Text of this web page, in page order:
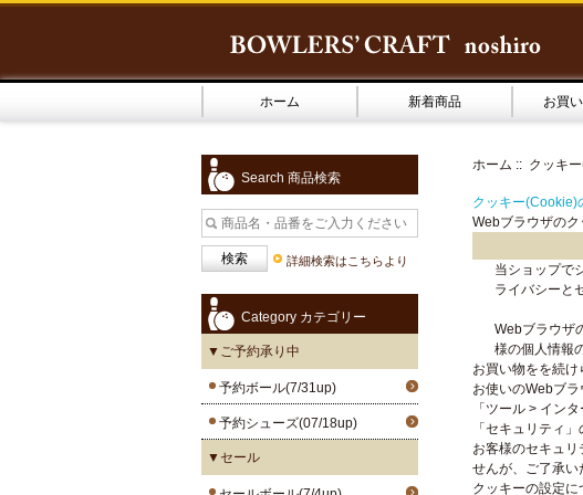
ホーム 新着商品 お買
Search 商品検索
詳細検索はこちらより
Category カテゴリー
▼ご予約承り中
予約ボール(7/31up)
予約シューズ(07/18up)
▼セール
ホーム :: クッキ
クッキー(Cookie)
Webブラウザのク
当ショップで
ライバシーと
Webブラウザ
様の個人情報
お買い物をを続
お使いのWebブラ
「ツール > イン
「セキュリティ
お客様のセキュ
せんが、ご了承い
クッキーの設定に